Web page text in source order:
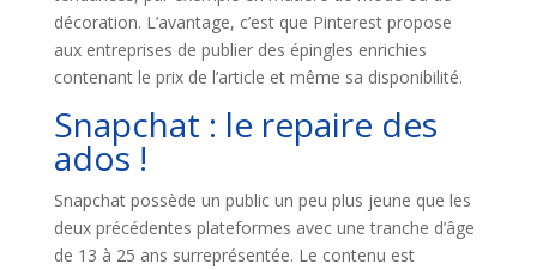
décoration. L’avantage, c’est que Pinterest propose
aux entreprises de publier des épingles enrichies
contenant le prix de l’article et même sa disponibilité.
Snapchat : le repaire des
ados !
Snapchat possède un public un peu plus jeune que les
deux précédentes plateformes avec une tranche d’âge
de 13 à 25 ans surreprésentée. Le contenu est